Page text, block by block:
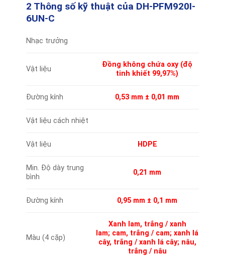
2 Thông số kỹ thuật của DH-PFM920I-
6UN-C
Nhạc trưởng
Vật liệu
Đồng không chứa oxy (độ
tinh khiết 99,97%)
Đường kính 0,53 mm ± 0,01 mm
Vật liệu cách nhiệt
Vật liệu HDPE
Min. Độ dày trung
bình
0,21 mm
Đường kính 0,95 mm ± 0,1 mm
Màu (4 cặp)
Xanh lam, trắng / xanh
lam; cam, trắng / cam; xanh lá
cây, trắng / xanh lá cây; nâu,
trắng / nâu